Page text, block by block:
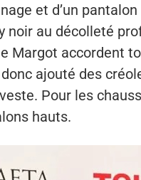
et d’un
noir au décolleté
Margot accordent
ajouté des
Pour les
hauts.